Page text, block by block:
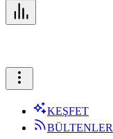
KEŞFET
BÜLTENLER